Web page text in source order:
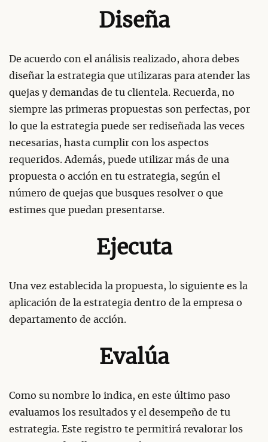
Diseña
De acuerdo con el análisis realizado, ahora debes
diseñar la estrategia que utilizaras para atender las
quejas y demandas de tu clientela. Recuerda, no
siempre las primeras propuestas son perfectas, por
lo que la estrategia puede ser rediseñada las veces
necesarias, hasta cumplir con los aspectos
requeridos. Además, puede utilizar más de una
propuesta o acción en tu estrategia, según el
número de quejas que busques resolver o que
estimes que puedan presentarse.
Ejecuta
Una vez establecida la propuesta, lo siguiente es la
aplicación de la estrategia dentro de la empresa o
departamento de acción.
Evalúa
Como su nombre lo indica, en este último paso
evaluamos los resultados y el desempeño de tu
estrategia. Este registro te permitirá revalorar los